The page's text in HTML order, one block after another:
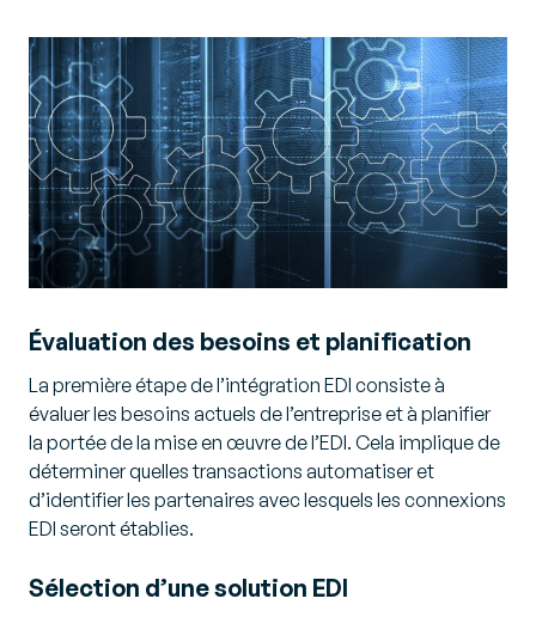
Évaluation des besoins et planification
La première étape de l’intégration EDI consiste à
évaluer les besoins actuels de l’entreprise et à planifier
la portée de la mise en œuvre de l’EDI. Cela implique de
déterminer quelles transactions automatiser et
d’identifier les partenaires avec lesquels les connexions
EDI seront établies.
Sélection d’une solution EDI